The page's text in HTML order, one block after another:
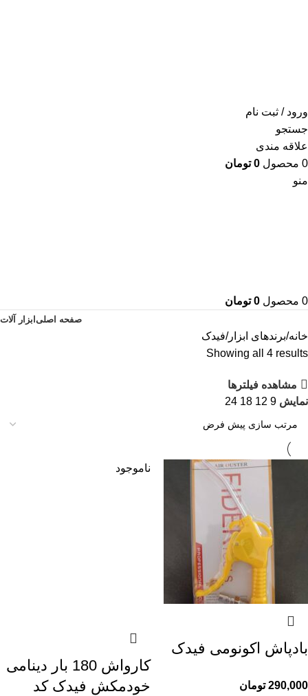
ورود / ثبت نام
جستجو
علاقه مندی
0 محصول 0 تومان
منو
0 محصول 0 تومان
صفحه اصلی ابزار آلات
خانه برندهای ابزار فیدک
Showing all 4 results
مشاهده فیلترها
نمایش 9
12
18
24
بادپاش اکونومی فیدک
290,000 تومان
ناموجود
کارواش 180 بار دینامی
خودمکش فیدک کد